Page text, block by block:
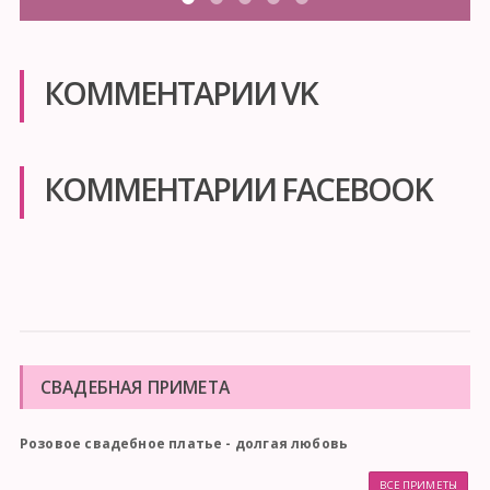
КОММЕНТАРИИ VK
КОММЕНТАРИИ FACEBOOK
СВАДЕБНАЯ ПРИМЕТА
Розовое свадебное платье - долгая любовь
ВСЕ ПРИМЕТЫ